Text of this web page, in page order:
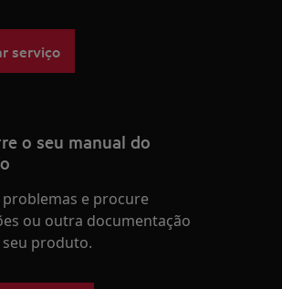
serviço
o seu manual do
problemas e procure
ou outra documentação
produto.